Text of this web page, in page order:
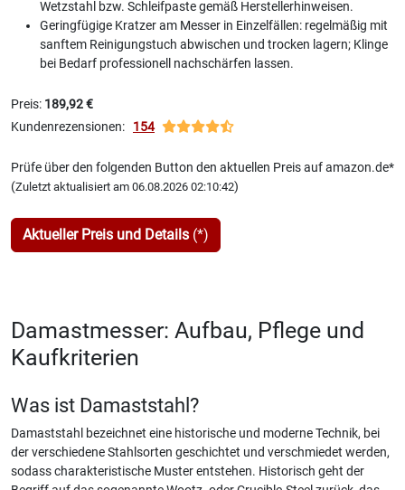
Wetzstahl bzw. Schleifpaste gemäß Herstellerhinweisen.
Geringfügige Kratzer am Messer in Einzelfällen: regelmäßig mit
sanftem Reinigungstuch abwischen und trocken lagern; Klinge
bei Bedarf professionell nachschärfen lassen.
Preis: 189,92 €
Kundenrezensionen: 154
Prüfe über den folgenden Button den aktuellen Preis auf amazon.de*
(Zuletzt aktualisiert am 06.08.2026 02:10:42)
Aktueller Preis und Details (*)
Damastmesser: Aufbau, Pflege und
Kaufkriterien
Was ist Damaststahl?
Damaststahl bezeichnet eine historische und moderne Technik, bei
der verschiedene Stahlsorten geschichtet und verschmiedet werden,
sodass charakteristische Muster entstehen. Historisch geht der